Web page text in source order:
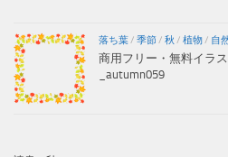
落ち葉/ 季節/ 秋 / 植物/ 自
商用フリー・無料イラ
_autumn059